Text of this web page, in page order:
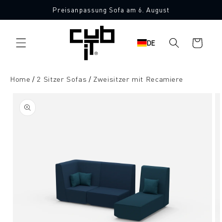
Inhalt
Preisanpassung Sofa am 6. August
DE Warenkorb
Home 2 Sitzer Sofas Zweisitzer mit Recamiere
Made in Germany 🖤